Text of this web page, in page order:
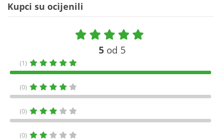
Kupci su ocijenili
5 od 5
(1)
(0)
(0)
(0)